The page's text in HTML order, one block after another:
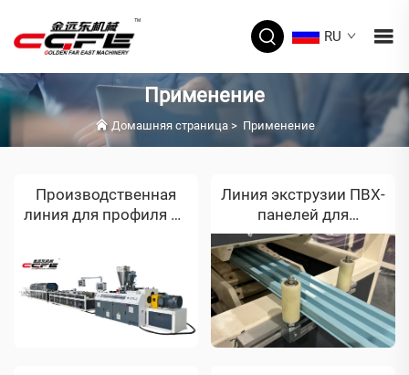
RU
Применение
Домашняя страница> Применение
Производственная
линия для профиля из
Линия экструзии ПВХ-
панелей для
индийского заказчика